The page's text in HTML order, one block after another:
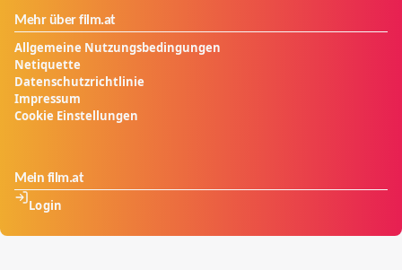
Mehr über film.at
Allgemeine Nutzungsbedingungen
Netiquette
Datenschutzrichtlinie
Impressum
Cookie Einstellungen
Mein film.at
Login